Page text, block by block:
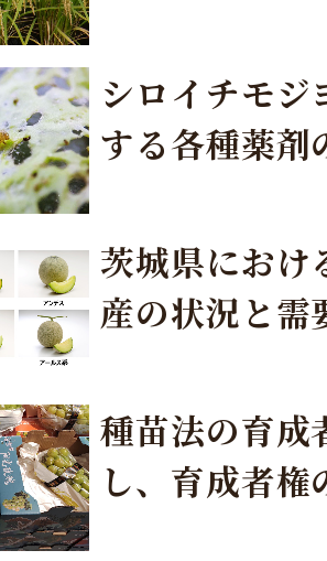
シロイチモジ
する各種薬剤
茨城県におけ
産の状況と需
種苗法の育成
し、育成者権